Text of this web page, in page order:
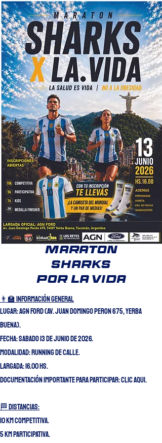
maraton
sharks
por la vida
👨‍🏫 INFORMACIÓN GENERAL
Lugar: AGN FORD (Av. juan domingo peron 675, yerba
buena).
Fecha: sabado 13 de junio de 2026.
Modalidad: running de calle.
Largada: 16.00 Hs.
dOCUMENTACIÓN IMPORTANTE PARA PARTICIPAR: CLIC AQUI.
🏁 DISTANCIAS:​
10 km Competitiva.
5 km Participativa.